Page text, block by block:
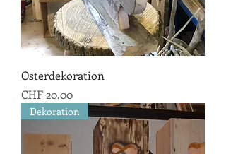
Osterdekoration
Preis
CHF 20.00
Dekoration